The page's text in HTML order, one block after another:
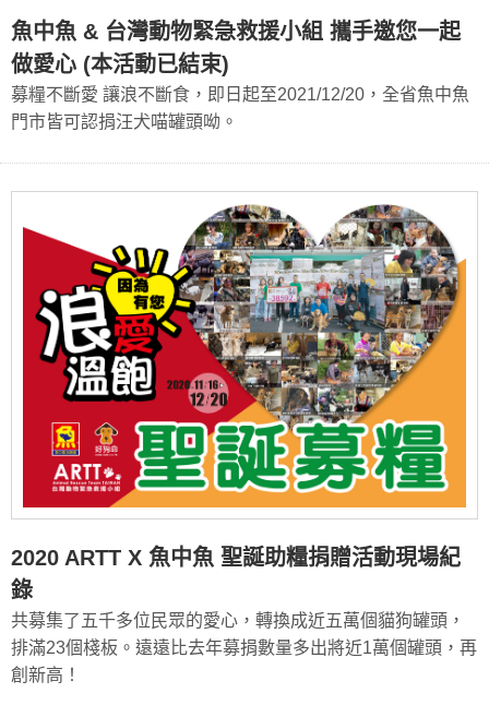
魚中魚 & 台灣動物緊急救援小組 攜手邀您一起
做愛心 (本活動已結束)
募糧不斷愛 讓浪不斷食，即日起至2021/12/20，全省魚中魚
門市皆可認捐汪犬喵罐頭呦。
2020 ARTT X 魚中魚 聖誕助糧捐贈活動現場紀
錄
共募集了五千多位民眾的愛心，轉換成近五萬個貓狗罐頭，
排滿23個棧板。遠遠比去年募捐數量多出將近1萬個罐頭，再
創新高！